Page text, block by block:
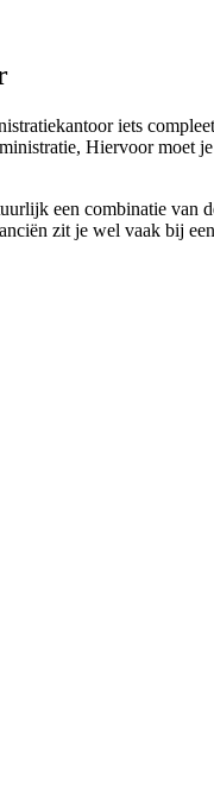
iets
Hiervoor moet
een combinatie van
zit je wel vaak bij